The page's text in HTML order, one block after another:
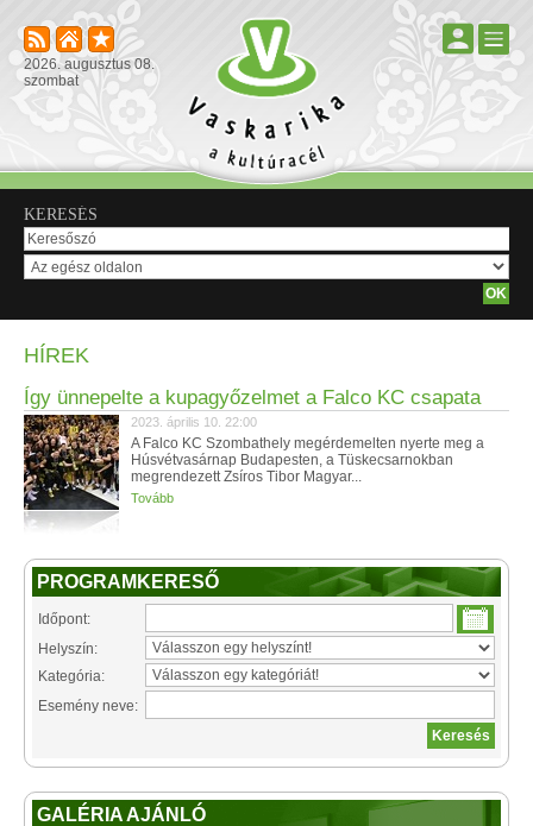
2026. augusztus 08.
szombat
KERESÉS
HÍREK
Így ünnepelte a kupagyőzelmet a Falco KC csapata
2023. április 10. 22:00
A Falco KC Szombathely megérdemelten nyerte meg a
Húsvétvasárnap Budapesten, a Tüskecsarnokban
megrendezett Zsíros Tibor Magyar...
Tovább
PROGRAMKERESŐ
Időpont:
Helyszín:
Kategória:
Esemény neve:
GALÉRIA AJÁNLÓ